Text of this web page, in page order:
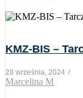
KMZ-BIS –
28 września, 2024 /
Marcelina M